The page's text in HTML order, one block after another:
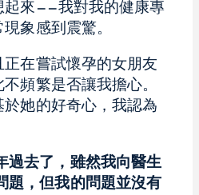
起來——我對我的健康專
象感到震驚。
在嘗試懷孕的女朋友
頻繁是否讓我擔心。
她的好奇心，我認為
過去了，雖然我向醫生
題，但我的問題並沒有